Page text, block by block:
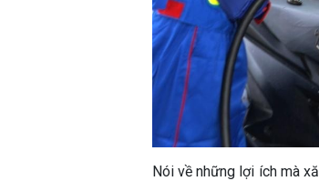
Nói về những lợi ích mà